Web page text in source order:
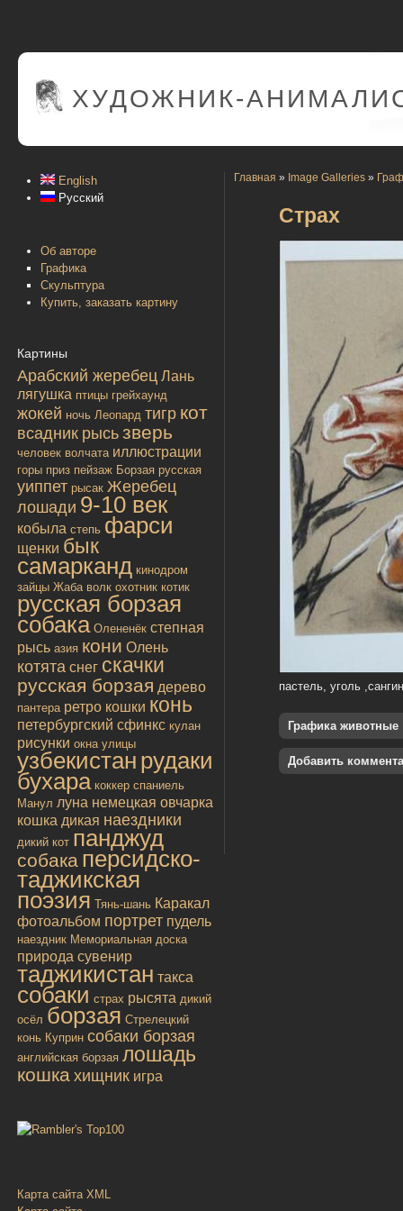
ХУДОЖНИК-
English
Русский
Об авторе
Графика
Скульптура
Купить, заказать картину
Картины
Арабский жеребец Лань
лягушка птицы грейхаунд
жокей ночь Леопард тигр кот
всадник рысь зверь
человек волчата иллюстрации
горы приз пейзаж Борзая русская
уиппет рысак Жеребец
лошади 9-10 век
кобыла степь фарси
щенки бык
самарканд кинодром
зайцы Жаба волк охотник котик
русская борзая
собака Олененёк степная
рысь азия кони Олень
котята снег скачки
русская борзая дерево
пантера ретро кошки конь
петербургский сфинкс кулан
рисунки окна улицы
узбекистан рудаки
бухара коккер спаниель
Манул луна немецкая овчарка
кошка дикая наездники
дикий кот панджуд
собака персидско-
таджикская
поэзия Тянь-шань Каракал
фотоальбом портрет пудель
наездник Мемориальная доска
природа сувенир
таджикистан такса
собаки страх рысята дикий
осёл борзая Стрелецкий
конь Куприн собаки борзая
английская борзая лошадь
кошка хищник игра
Карта сайта XML
Главная » Image Galleries »
Страх
пастель, уголь
Графика животные
Добавить